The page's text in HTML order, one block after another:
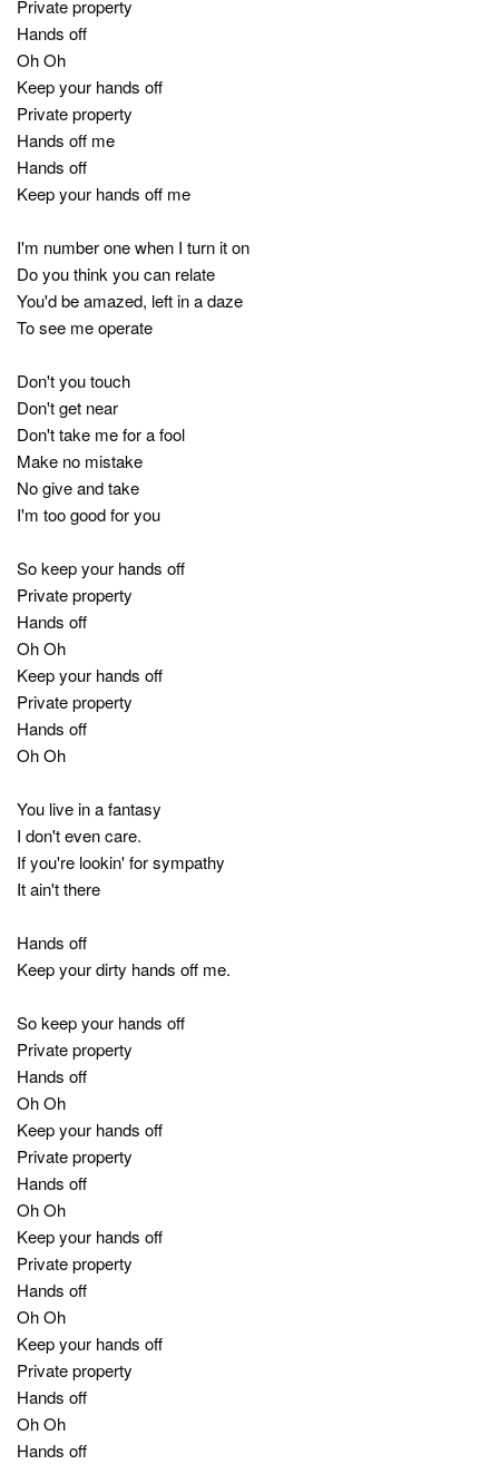
Private property
Hands off
Oh Oh
Keep your hands off
Private property
Hands off me
Hands off
Keep your hands off me
I'm number one when I turn it on
Do you think you can relate
You'd be amazed, left in a daze
To see me operate
Don't you touch
Don't get near
Don't take me for a fool
Make no mistake
No give and take
I'm too good for you
So keep your hands off
Private property
Hands off
Oh Oh
Keep your hands off
Private property
Hands off
Oh Oh
You live in a fantasy
I don't even care.
If you're lookin' for sympathy
It ain't there
Hands off
Keep your dirty hands off me.
So keep your hands off
Private property
Hands off
Oh Oh
Keep your hands off
Private property
Hands off
Oh Oh
Keep your hands off
Private property
Hands off
Oh Oh
Keep your hands off
Private property
Hands off
Oh Oh
Hands off